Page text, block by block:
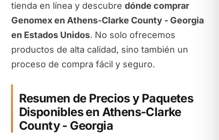
tienda en línea y descubre dónde comprar
Genomex en Athens-Clarke County - Georgia
en Estados Unidos. No solo ofrecemos
productos de alta calidad, sino también un
proceso de compra fácil y seguro.
Resumen de Precios y Paquetes
Disponibles en Athens-Clarke
County - Georgia